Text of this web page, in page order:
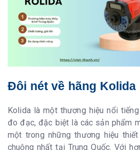
Đôi nét về hãng Kolida
Kolida là một thương hiệu nổi
đo đạc, đặc biệt là các sản phẩm
một trong những thương hiệu
chuộng nhất tại Trung Quốc. Với